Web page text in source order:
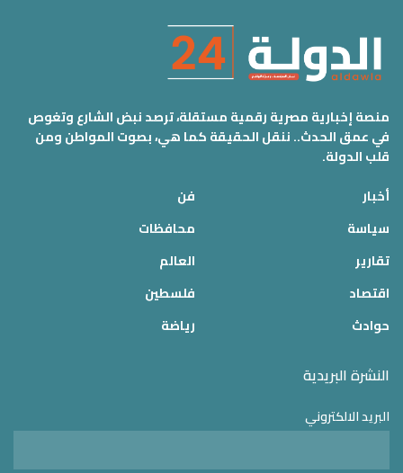
منصة إخبارية مصرية رقمية مستقلة، ترصد نبض الشارع وتغوص
في عمق الحدث.. ننقل الحقيقة كما هي، بصوت المواطن ومن
قلب الدولة.
أخبار
سياسة
تقارير
اقتصاد
حوادث
فن
محافظات
العالم
فلسطين
رياضة
النشرة البريدية
البريد الالكتروني